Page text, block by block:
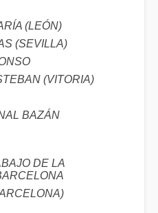
(LEÓN)
(SEVILLA)
(VITORIA)
BAZÁN
DE LA